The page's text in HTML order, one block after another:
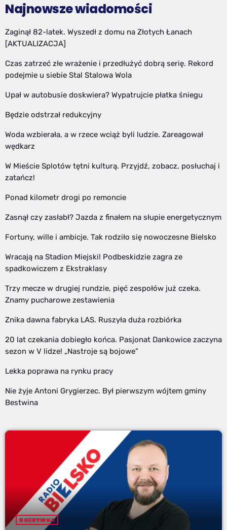
Najnowsze wiadomości
Zaginął 82-latek. Wyszedł z domu na Złotych Łanach
[AKTUALIZACJA]
Czas zatrzeć złe wrażenie i przedłużyć dobrą serię. Rekord
podejmie u siebie Stal Stalowa Wola
Upał w autobusie doskwiera? Wypatrujcie płatka śniegu
Będzie odstrzał redukcyjny
Woda wzbierała, a w rzece wciąż byli ludzie. Zareagował
wędkarz
W Mieście Splotów tętni kulturą. Przyjdź, zobacz, posłuchaj i
zatańcz!
Ponad kilometr drogi po remoncie
Zasnął czy zasłabł? Jazda z finałem na słupie energetycznym
Fortuny, wille i ambicje. Tak rodziło się nowoczesne Bielsko
Wracają na Stadion Miejski! Podbeskidzie zagra ze
spadkowiczem z Ekstraklasy
Trzy mecze w drugiej rundzie, pięć zespołów już czeka.
Znamy pucharowe zestawienia
Znika dawna fabryka LAS. Ruszyła duża rozbiórka
20 lat czekania dobiegło końca. Pasjonat Dankowice zaczyna
sezon w V lidze! „Nastroje są bojowe”
Lekka poprawa na rynku pracy
Nie żyje Antoni Grygierzec. Był pierwszym wójtem gminy
Bestwina
ROZRYWKA